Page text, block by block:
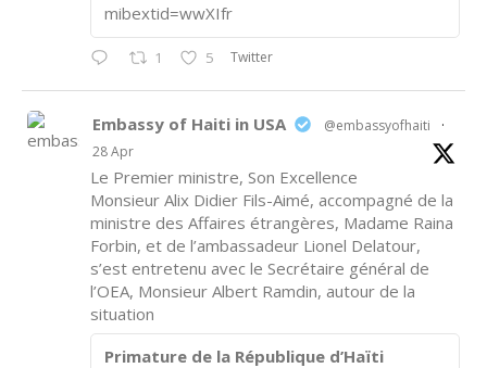
mibextid=wwXIfr
1 5 Twitter
Embassy of Haiti in USA @embassyofhaiti
·
28 Apr
Le Premier ministre, Son Excellence
Monsieur Alix Didier Fils-Aimé, accompagné de la
ministre des Affaires étrangères, Madame Raina
Forbin, et de l’ambassadeur Lionel Delatour,
s’est entretenu avec le Secrétaire général de
l’OEA, Monsieur Albert Ramdin, autour de la
situation
Primature de la République d’Haïti